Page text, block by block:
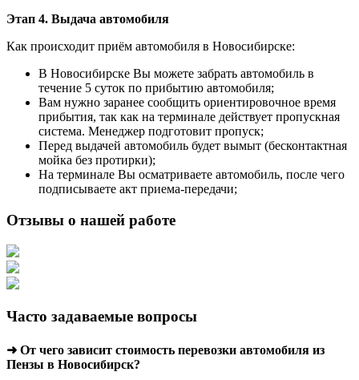
Этап 4. Выдача автомобиля
Как происходит приём автомобиля в Новосибирске:
В Новосибирске Вы можете забрать автомобиль в
течение 5 суток по прибытию автомобиля;
Вам нужно заранее сообщить ориентировочное время
прибытия, так как на терминале действует пропускная
система. Менеджер подготовит пропуск;
Перед выдачей автомобиль будет вымыт (бесконтактная
мойка без протирки);
На терминале Вы осматриваете автомобиль, после чего
подписываете акт приема-передачи;
Отзывы о нашей работе
Часто задаваемые вопросы
➜ От чего зависит стоимость перевозки автомобиля из
Пензы в Новосибирск?